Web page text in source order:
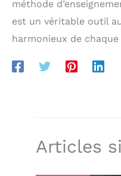
méthode
est un véritable outil
harmonieux de
Articles